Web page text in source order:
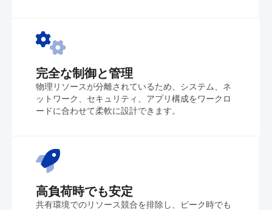
完全な制御と管理
物理リソースが分離されているため、システム、ネ
ットワーク、セキュリティ、アプリ構成をワークロ
ードに合わせて柔軟に設計できます。
高負荷時でも安定
共有環境でのリソース競合を排除し、ピーク時でも